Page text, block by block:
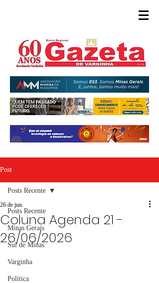
Post
Posts Recente
Minas Gerais
Sul de Minas
Varginha
Política
Posts Recente
Coluna Agenda 21 -
26/06/2026
26 de jun.